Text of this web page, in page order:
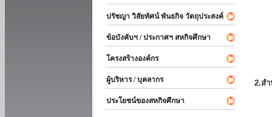
ปรัชญา วิสัยทัศน์ พันธกิจ วัตถุประสงค์
ข้อบังคับฯ / ประกาศฯ สหกิจศึกษา
โครงสร้างองค์กร
ผู้บริหาร / บุคลากร
ประโยชน์ของสหกิจศึกษา
2.ส